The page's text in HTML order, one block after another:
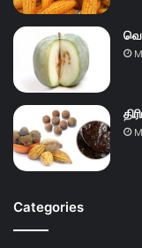
Categories